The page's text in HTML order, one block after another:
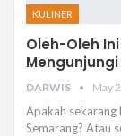
KULINER
Oleh-Oleh
DARWIS May
Apakah
Semarang? Atau